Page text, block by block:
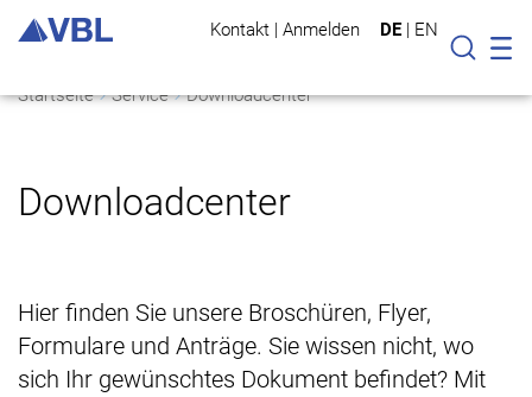
Kontakt | Anmelden DE | EN
Suche
Startseite Service Downloadcenter
Downloadcenter
Hier finden Sie unsere Broschüren, Flyer,
Formulare und Anträge. Sie wissen nicht, wo
sich Ihr gewünschtes Dokument befindet? Mit